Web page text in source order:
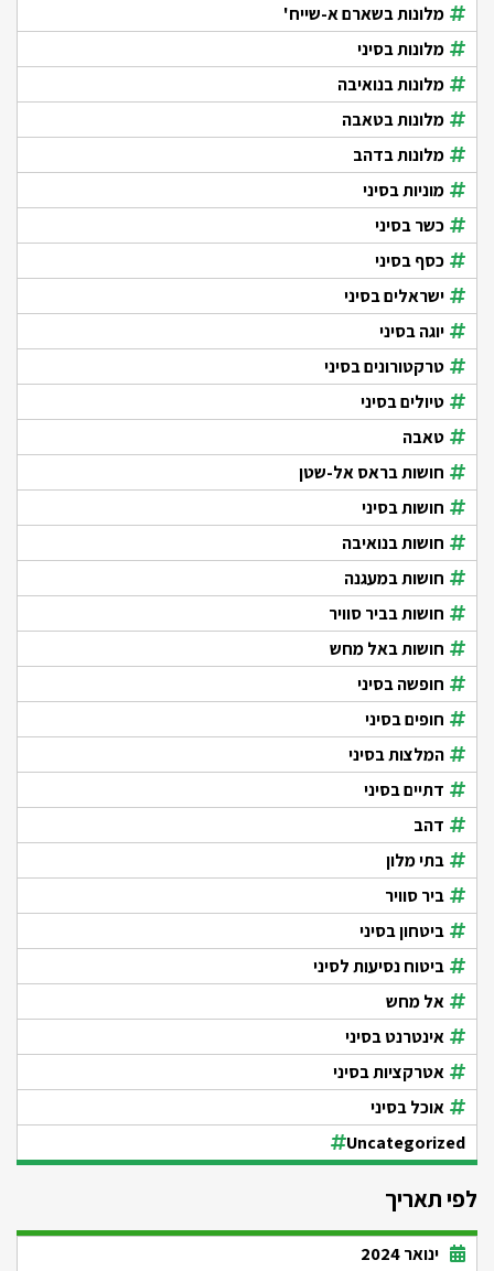
מלונות בשארם א-שייח'
מלונות בסיני
מלונות בנואיבה
מלונות בטאבה
מלונות בדהב
מוניות בסיני
כשר בסיני
כסף בסיני
ישראלים בסיני
יוגה בסיני
טרקטורונים בסיני
טיולים בסיני
טאבה
חושות בראס אל-שטן
חושות בסיני
חושות בנואיבה
חושות במעגנה
חושות בביר סוויר
חושות באל מחש
חופשה בסיני
חופים בסיני
המלצות בסיני
דתיים בסיני
דהב
בתי מלון
ביר סוויר
ביטחון בסיני
ביטוח נסיעות לסיני
אל מחש
אינטרנט בסיני
אטרקציות בסיני
אוכל בסיני
Uncategorized
לפי תאריך
ינואר 2024